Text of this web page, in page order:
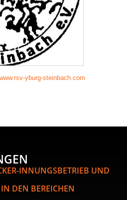
yburg-steinbach.com
INNUNGSBETRIEB UND
DEN BEREICHEN